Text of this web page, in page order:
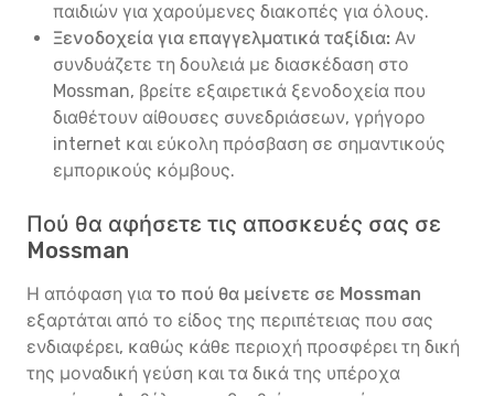
παιδιών για χαρούμενες διακοπές για όλους.
Ξενοδοχεία για επαγγελματικά ταξίδια: Αν
συνδυάζετε τη δουλειά με διασκέδαση στο
Mossman, βρείτε εξαιρετικά ξενοδοχεία που
διαθέτουν αίθουσες συνεδριάσεων, γρήγορο
internet και εύκολη πρόσβαση σε σημαντικούς
εμπορικούς κόμβους.
Πού θα αφήσετε τις αποσκευές σας σε
Mossman
Η απόφαση για το πού θα μείνετε σε Mossman
εξαρτάται από το είδος της περιπέτειας που σας
ενδιαφέρει, καθώς κάθε περιοχή προσφέρει τη δική
της μοναδική γεύση και τα δικά της υπέροχα